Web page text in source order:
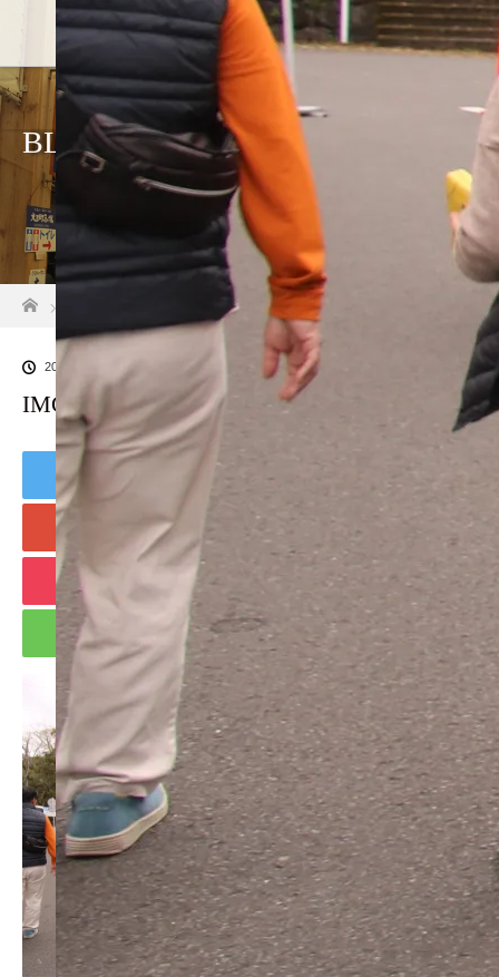
BLOG
IMG_5065
2018.11.19
IMG_5065
+1 Hatena
Pin it